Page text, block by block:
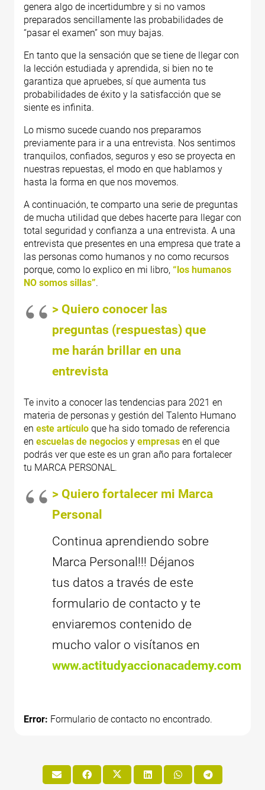
genera algo de incertidumbre y si no vamos
preparados sencillamente las probabilidades de
“pasar el examen” son muy bajas.
En tanto que la sensación que se tiene de llegar con
la lección estudiada y aprendida, si bien no te
garantiza que apruebes, sí que aumenta tus
probabilidades de éxito y la satisfacción que se
siente es infinita.
Lo mismo sucede cuando nos preparamos
previamente para ir a una entrevista. Nos sentimos
tranquilos, confiados, seguros y eso se proyecta en
nuestras repuestas, el modo en que hablamos y
hasta la forma en que nos movemos.
A continuación, te comparto una serie de preguntas
de mucha utilidad que debes hacerte para llegar con
total seguridad y confianza a una entrevista. A una
entrevista que presentes en una empresa que trate a
las personas como humanos y no como recursos
porque, como lo explico en mi libro, “los humanos
NO somos sillas”.
> Quiero conocer las
preguntas (respuestas) que
me harán brillar en una
entrevista
Te invito a conocer las tendencias para 2021 en
materia de personas y gestión del Talento Humano
en este artículo que ha sido tomado de referencia
en escuelas de negocios y empresas en el que
podrás ver que este es un gran año para fortalecer
tu MARCA PERSONAL.
> Quiero fortalecer mi Marca
Personal
Continua aprendiendo sobre
Marca Personal!!! Déjanos
tus datos a través de este
formulario de contacto y te
enviaremos contenido de
mucho valor o visítanos en
www.actitudyaccionacademy.com
Error: Formulario de contacto no encontrado.